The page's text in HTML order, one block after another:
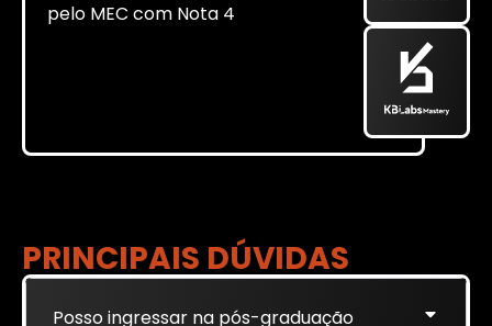
pelo MEC com Nota 4
É
ED UCAÇÃO
PRINCIPAIS DÚVIDAS
Posso ingressar na pós-graduação